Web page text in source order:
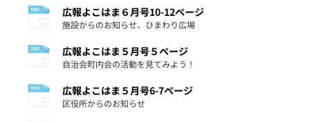
広報よこはま６月号10-12ページ
施設からのお知らせ、ひまわり広場
広報よこはま５月号５ページ
自治会町内会の活動を見てみよう！
広報よこはま５月号6-7ページ
区役所からのお知らせ